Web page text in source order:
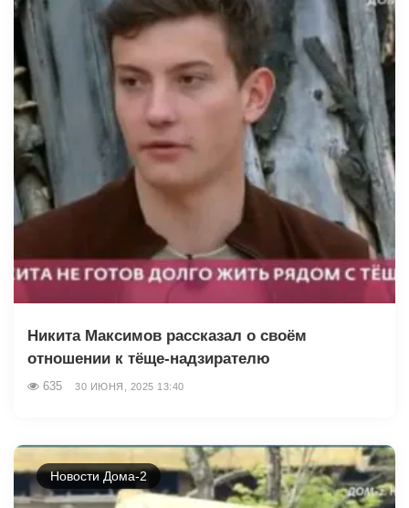
Никита Максимов рассказал о своём
отношении к тёще-надзирателю
635 30 ИЮНЯ, 2025 13:40
Новости Дома-2